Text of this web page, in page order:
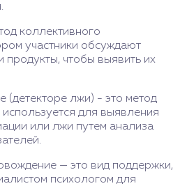
коллективного
участники обсуждают
чтобы выявить их
(детекторе лжи) - это метод
для выявления
или лжи путем анализа
— это вид поддержки,
психологом для